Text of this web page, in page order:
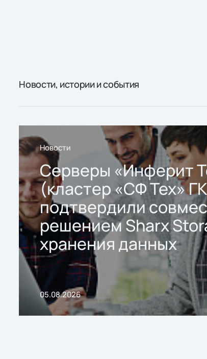
Новости, истории и события
Новости
Серверы «Инферит
(кластер «СФ Тех»
подтвердили
решением Sharx
хранения данных
05.08.2026